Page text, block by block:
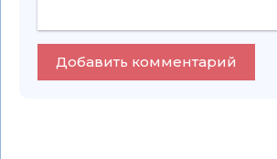
Добавить комментарий